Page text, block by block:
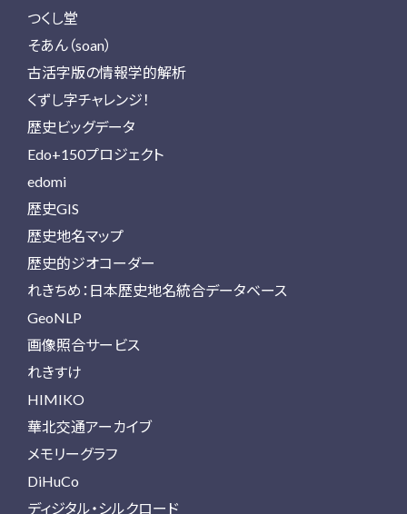
つくし堂
そあん（soan）
古活字版の情報学的解析
くずし字チャレンジ！
歴史ビッグデータ
Edo+150プロジェクト
edomi
歴史GIS
歴史地名マップ
歴史的ジオコーダー
れきちめ：日本歴史地名統合データベース
GeoNLP
画像照合サービス
れきすけ
HIMIKO
華北交通アーカイブ
メモリーグラフ
DiHuCo
ディジタル・シルクロード